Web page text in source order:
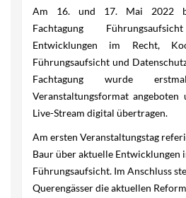
Am 16. und 17. Mai 2022
Fachtagung
Entwicklungen im Recht,
Führungsaufsicht und
Fachtagung wurde
Veranstaltungsformat
Live-Stream digital übertragen.
Am ersten Veranstaltungstag
Baur über aktuelle Entwicklungen
Führungsaufsicht. Im Anschluss
Querengässer die aktuellen